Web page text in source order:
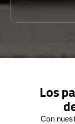
Los
Con